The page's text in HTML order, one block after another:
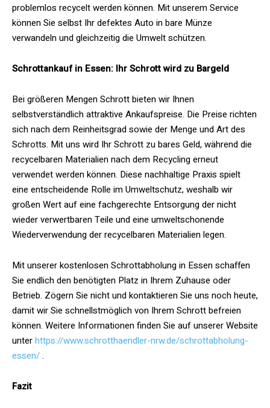
problemlos recycelt werden können. Mit unserem Service
können Sie selbst Ihr defektes Auto in bare Münze
verwandeln und gleichzeitig die Umwelt schützen.
Schrottankauf in Essen: Ihr Schrott wird zu Bargeld
Bei größeren Mengen Schrott bieten wir Ihnen
selbstverständlich attraktive Ankaufspreise. Die Preise richten
sich nach dem Reinheitsgrad sowie der Menge und Art des
Schrotts. Mit uns wird Ihr Schrott zu bares Geld, während die
recycelbaren Materialien nach dem Recycling erneut
verwendet werden können. Diese nachhaltige Praxis spielt
eine entscheidende Rolle im Umweltschutz, weshalb wir
großen Wert auf eine fachgerechte Entsorgung der nicht
wieder verwertbaren Teile und eine umweltschonende
Wiederverwendung der recycelbaren Materialien legen.
Mit unserer kostenlosen Schrottabholung in Essen schaffen
Sie endlich den benötigten Platz in Ihrem Zuhause oder
Betrieb. Zögern Sie nicht und kontaktieren Sie uns noch heute,
damit wir Sie schnellstmöglich von Ihrem Schrott befreien
können. Weitere Informationen finden Sie auf unserer Website
unterhttps://www.schrotthaendler-nrw.de/schrottabholung-
essen/.
Fazit